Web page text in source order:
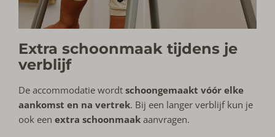
Extra schoonmaak tijdens je
verblijf
De accommodatie wordtschoongemaakt vóór elke
aankomst en na vertrek. Bij een langer verblijf kun je
ook eenextra schoonmaak aanvragen.